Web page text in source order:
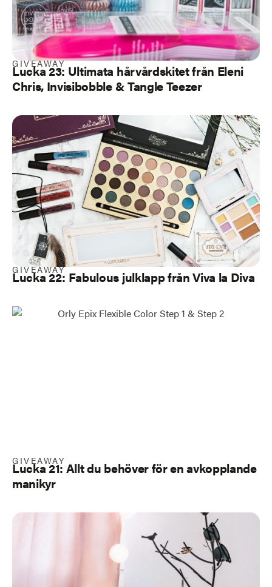
GIVEAWAY
Lucka 23: Ultimata hårvårdskitet från Eleni
Chris, Invisibobble & Tangle Teezer
GIVEAWAY
Lucka 22: Fabulous julklapp från Viva la Diva
GIVEAWAY
Lucka 21: Allt du behöver för en avkopplande
manikyr